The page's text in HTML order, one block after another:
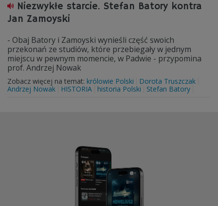
Niezwykłe starcie. Stefan Batory kontra
Jan Zamoyski
- Obaj Batory i Zamoyski wynieśli część swoich
przekonań ze studiów, które przebiegały w jednym
miejscu w pewnym momencie, w Padwie - przypomina
prof. Andrzej Nowak
Zobacz więcej na temat: królowie Polski
Dorota Truszczak
Andrzej Nowak
HISTORIA historia Polski Stefan Batory